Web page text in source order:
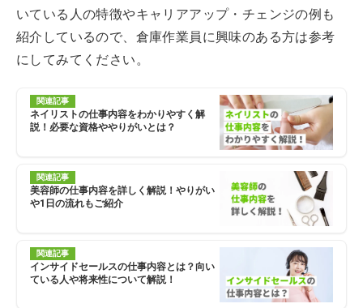
いている人の特徴やキャリアアップ・チェンジの例も
紹介しているので、倉庫作業員に興味のある方は参考
にしてみてください。
関連記事
ネイリストの仕事内容をわかりやすく解
説！必要な資格ややりがいとは？
関連記事
美容師の仕事内容を詳しく解説！やりがい
や1日の流れもご紹介
関連記事
インサイドセールスの仕事内容とは？向い
ている人や将来性について解説！